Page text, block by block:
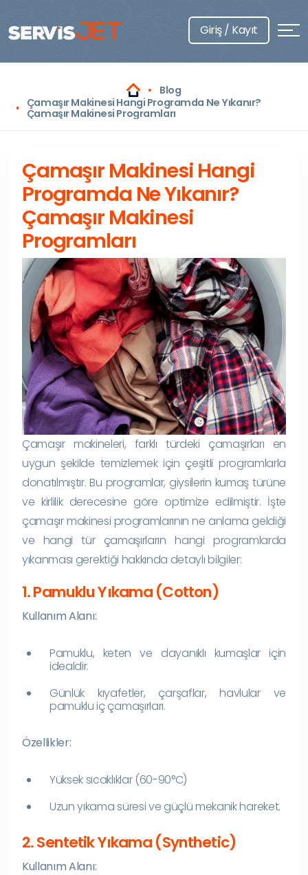
Giriş / Kayıt
Blog
Çamaşır Makinesi Hangi Programda Ne Yıkanır?
Çamaşır Makinesi Programları
Çamaşır Makinesi Hangi
Programda Ne Yıkanır?
Çamaşır Makinesi
Programları
Çamaşır makineleri, farklı türdeki çamaşırları en
uygun şekilde temizlemek için çeşitli programlarla
donatılmıştır. Bu programlar, giysilerin kumaş türüne
ve kirlilik derecesine göre optimize edilmiştir. İşte
çamaşır makinesi programlarının ne anlama geldiği
ve hangi tür çamaşırların hangi programlarda
yıkanması gerektiği hakkında detaylı bilgiler:
1. Pamuklu Yıkama (Cotton)
Kullanım Alanı:
Pamuklu, keten ve dayanıklı kumaşlar için
idealdir.
Günlük kıyafetler, çarşaflar, havlular ve
pamuklu iç çamaşırları.
Özellikler:
Yüksek sıcaklıklar (60-90°C)
Uzun yıkama süresi ve güçlü mekanik hareket.
2. Sentetik Yıkama (Synthetic)
Kullanım Alanı: